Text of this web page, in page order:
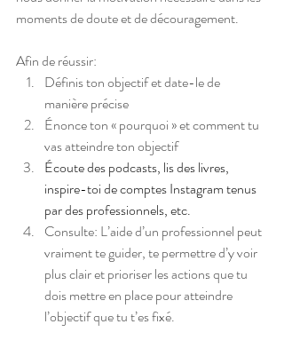
moments de doute et de découragement.
Afin de réussir:
Définis ton objectif et date-le de
manière précise
Énonce ton « pourquoi » et comment tu
vas atteindre ton objectif
Écoute des podcasts, lis des livres,
inspire-toi de comptes Instagram tenus
par des professionnels, etc.
Consulte: L’aide d’un professionnel peut
vraiment te guider, te permettre d’y voir
plus clair et prioriser les actions que tu
dois mettre en place pour atteindre
l’objectif que tu t’es fixé.